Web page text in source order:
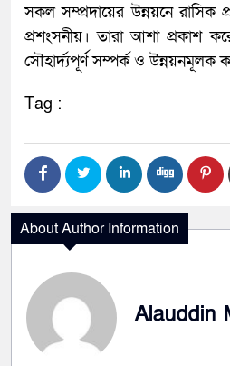
সকল সম্প্রদায়ের উন্নয়নে রাসিক
প্রশংসনীয়। তারা আশা প্রকাশ
সৌহার্দ্যপূর্ণ সম্পর্ক ও উন্নয়নমূলক
Tag :
About Author Information
Alauddin